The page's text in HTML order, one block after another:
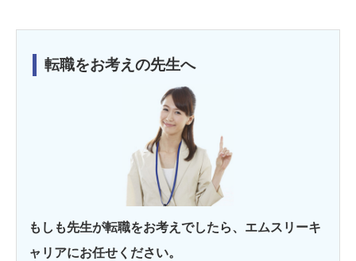
転職をお考えの先生へ
もしも先生が転職をお考えでしたら、エムスリーキ
ャリアにお任せください。